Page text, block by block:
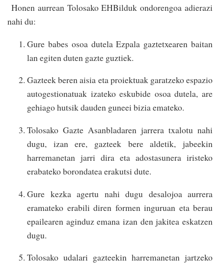
Honen aurrean Tolosako EHBilduk ondorengoa adierazi
nahi du:
Gure babes osoa dutela Ezpala gaztetxearen baitan
lan egiten duten gazte guztiek.
Gazteek beren aisia eta proiektuak garatzeko espazio
autogestionatuak izateko eskubide osoa dutela, are
gehiago hutsik dauden guneei bizia emateko.
Tolosako Gazte Asanbladaren jarrera txalotu nahi
dugu, izan ere, gazteek bere aldetik, jabeekin
harremanetan jarri dira eta adostasunera iristeko
erabateko borondatea erakutsi dute.
Gure kezka agertu nahi dugu desalojoa aurrera
eramateko erabili diren formen inguruan eta berau
epailearen aginduz emana izan den jakitea eskatzen
dugu.
Tolosako udalari gazteekin harremanetan jartzeko